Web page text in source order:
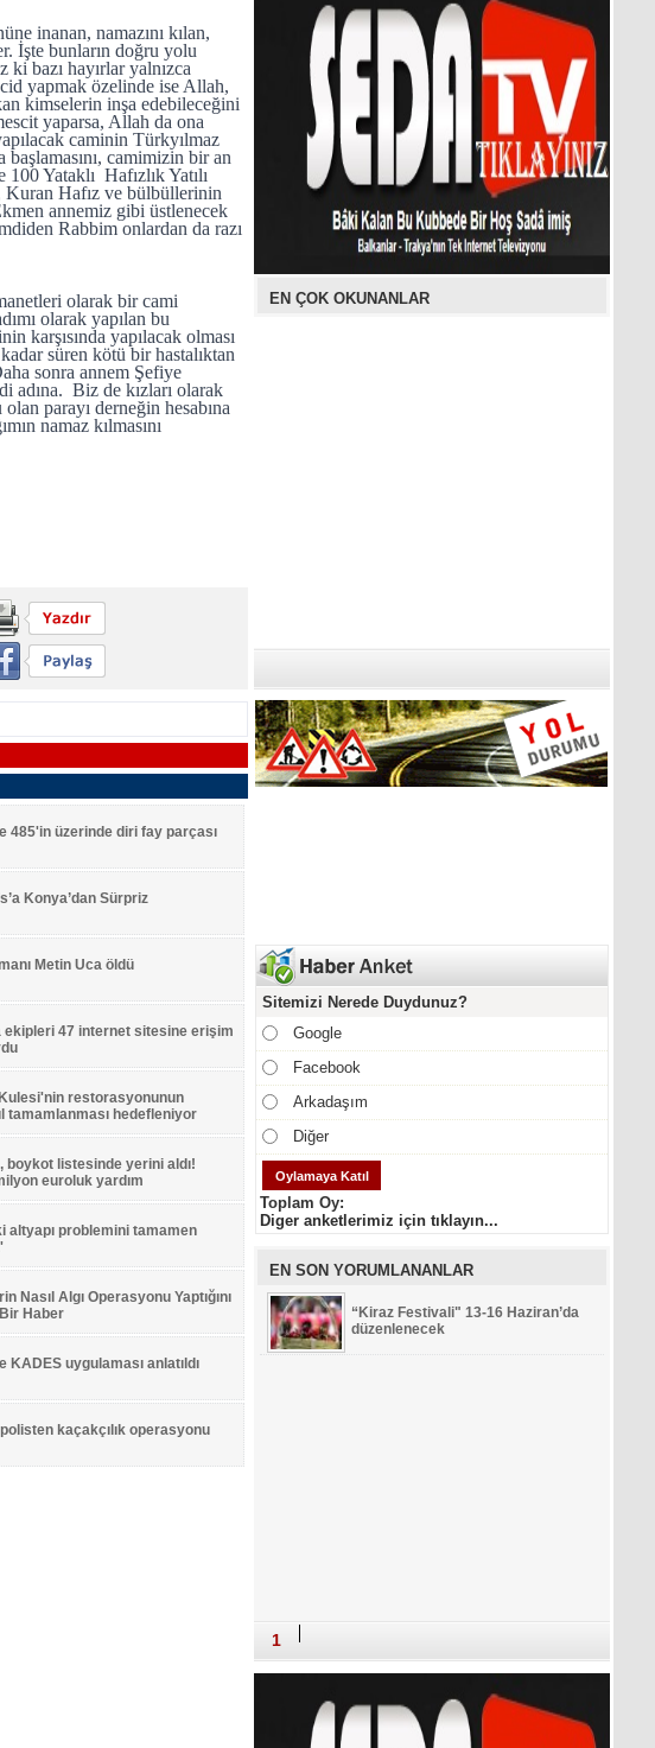
inanan, namazını kılan,
İşte bunların doğru yolu
bazı hayırlar yalnızca
yapmak özelinde ise Allah,
kimselerin inşa edebileceğini
yaparsa, Allah da ona
caminin Türkyılmaz
başlamasını, camimizin bir an
Yataklı Hafızlık Yatılı
Kuran Hafız ve bülbüllerinin
annemiz gibi üstlenecek
Rabbim onlardan da razı
olarak bir cami
olarak yapılan bu
karşısında yapılacak olması
süren kötü bir hastalıktan
sonra annem Şefiye
adına. Biz de kızları olarak
parayı derneğin hesabına
namaz kılmasını
485'in üzerinde diri fay parçası
Konya’dan Sürpriz
Metin Uca öldü
ekipleri 47 internet sitesine erişim
restorasyonunun
tamamlanması hedefleniyor
boykot listesinde yerini aldı!
euroluk yardım
altyapı problemini tamamen
Nasıl Algı Operasyonu Yaptığını
Haber
KADES uygulaması anlatıldı
kaçakçılık operasyonu
EN ÇOK OKUNANLAR
Sitemizi Nerede Duydunuz?
Google
Facebook
Arkadaşım
Diğer
Toplam Oy:
Diger anketlerimiz için tıklayın...
EN SON YORUMLANANLAR
“Kiraz Festivali" 13-16 Haziran’da
düzenlenecek
1